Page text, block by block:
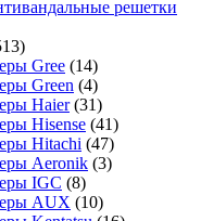
решетки
Gree (14)
Green (4)
Haier (31)
Hisense (41)
Hitachi (47)
Aeronik (3)
IGC (8)
AUX (10)